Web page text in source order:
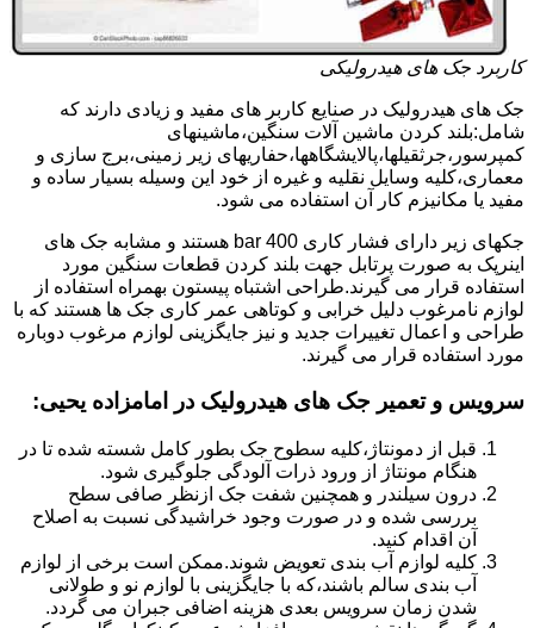
کاربرد جک های هیدرولیکی
جک های هیدرولیک در صنایع کاربر های مفید و زیادی دارند که
شامل:بلند کردن ماشین آلات سنگین،ماشینهای
کمپرسور،جرثقیلها،پالایشگاهها،حفاریهای زیر زمینی،برج سازی و
معماری،کلیه وسایل نقلیه و غیره از خود این وسیله بسیار ساده و
مفید یا مکانیزم کار آن استفاده می شود.
جکهای زیر دارای فشار کاری 400 bar هستند و مشابه جک های
اینرپک به صورت پرتابل جهت بلند کردن قطعات سنگین مورد
استفاده قرار می گیرند.طراحی اشتباه پیستون بهمراه استفاده از
لوازم نامرغوب دلیل خرابی و کوتاهی عمر کاری جک ها هستند که با
طراحی و اعمال تغییرات جدید و نیز جایگزینی لوازم مرغوب دوباره
مورد استفاده قرار می گیرند.
سرویس و تعمیر جک های هیدرولیک در امامزاده یحیی:
قبل از دمونتاژ،کلیه سطوح جک بطور کامل شسته شده تا در
هنگام مونتاژ از ورود ذرات آلودگی جلوگیری شود.
درون سیلندر و همچنین شفت جک ازنظر صافی سطح
بررسی شده و در صورت وجود خراشیدگی نسبت به اصلاح
آن اقدام کنید.
کلیه لوازم آب بندی تعویض شوند.ممکن است برخی از لوازم
آب بندی سالم باشند،که با جایگزینی با لوازم نو و طولانی
شدن زمان سرویس بعدی هزینه اضافی جبران می گردد.